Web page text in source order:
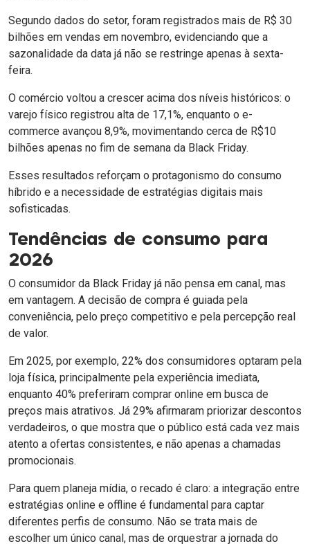
Segundo dados do setor, foram registrados mais de R$ 30
bilhões em vendas em novembro, evidenciando que a
sazonalidade da data já não se restringe apenas à sexta-
feira.
O comércio voltou a crescer acima dos níveis históricos: o
varejo físico registrou alta de 17,1%, enquanto o e-
commerce avançou 8,9%, movimentando cerca de R$10
bilhões apenas no fim de semana da Black Friday.
Esses resultados reforçam o protagonismo do consumo
híbrido e a necessidade de estratégias digitais mais
sofisticadas.
Tendências de consumo para
2026
O consumidor da Black Friday já não pensa em canal, mas
em vantagem. A decisão de compra é guiada pela
conveniência, pelo preço competitivo e pela percepção real
de valor.
Em 2025, por exemplo, 22% dos consumidores optaram pela
loja física, principalmente pela experiência imediata,
enquanto 40% preferiram comprar online em busca de
preços mais atrativos. Já 29% afirmaram priorizar descontos
verdadeiros, o que mostra que o público está cada vez mais
atento a ofertas consistentes, e não apenas a chamadas
promocionais.
Para quem planeja mídia, o recado é claro: a integração entre
estratégias online e offline é fundamental para captar
diferentes perfis de consumo. Não se trata mais de
escolher um único canal, mas de orquestrar a jornada do